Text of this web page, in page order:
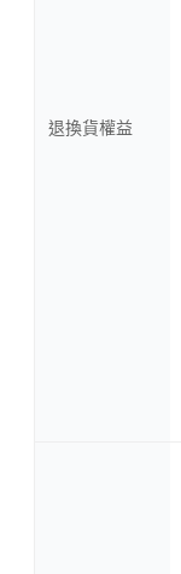
退換貨權益